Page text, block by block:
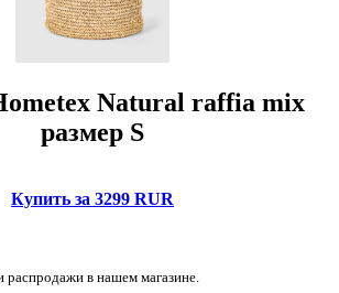
Natural raffia mix
размер S
Купить за 3299 RUR
распродажи в нашем магазине.